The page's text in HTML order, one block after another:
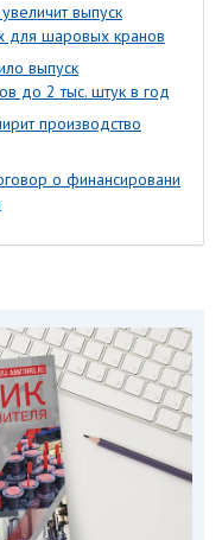
выпуск
для шаровых кранов
выпуск
до 2 тыс. штук в год
производство
о финансировани